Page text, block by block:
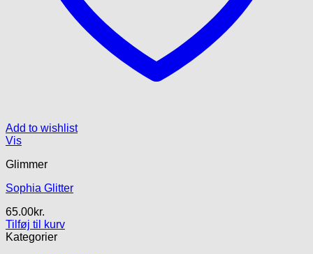
Add to wishlist
Vis
Glimmer
Sophia Glitter
65.00kr.
Tilføj til kurv
Kategorier